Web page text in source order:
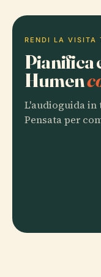
RENDI LA VISITA
Pianifica
Humen
L'audioguida in
Pensata per